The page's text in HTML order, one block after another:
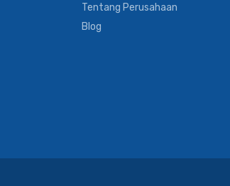
Tentang Perusahaan
Blog